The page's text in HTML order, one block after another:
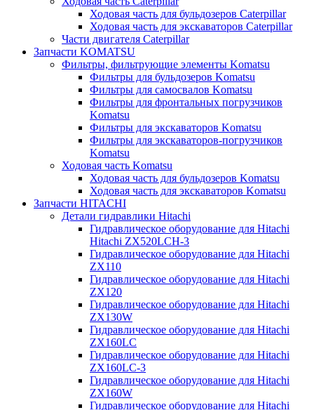
Ходовая часть для бульдозеров Caterpillar
Ходовая часть для экскаваторов Caterpillar
Части двигателя Caterpillar
Запчасти KOMATSU
Фильтры, фильтрующие элементы Komatsu
Фильтры для бульдозеров Komatsu
Фильтры для самосвалов Komatsu
Фильтры для фронтальных погрузчиков
Komatsu
Фильтры для экскаваторов Komatsu
Фильтры для экскаваторов-погрузчиков
Komatsu
Ходовая часть Komatsu
Ходовая часть для бульдозеров Komatsu
Ходовая часть для экскаваторов Komatsu
Запчасти HITACHI
Детали гидравлики Hitachi
Гидравлическое оборудование для Hitachi
Hitachi ZX520LCH-3
Гидравлическое оборудование для Hitachi
ZX110
Гидравлическое оборудование для Hitachi
ZX120
Гидравлическое оборудование для Hitachi
ZX130W
Гидравлическое оборудование для Hitachi
ZX160LC
Гидравлическое оборудование для Hitachi
ZX160LC-3
Гидравлическое оборудование для Hitachi
ZX160W
Гидравлическое оборудование для Hitachi